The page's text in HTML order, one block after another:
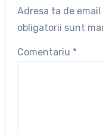
Adresa ta de
obligatorii sunt
Comentariu *